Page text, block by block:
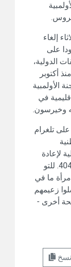
إلغاء
على
الدولية،
أكتوبر
الأولمبية
في
وخيرسون.
تلغرام
لإعادة
النظر في قرارها: استيقظوا في الرايخ 404. للتو
ما في
زعيمهم
أخرى -
نسخ